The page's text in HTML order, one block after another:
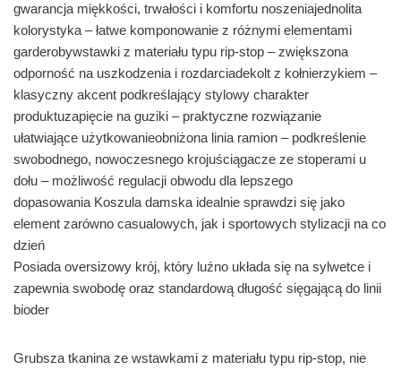
gwarancja miękkości, trwałości i komfortu noszeniajednolita
kolorystyka – łatwe komponowanie z różnymi elementami
garderobywstawki z materiału typu rip-stop – zwiększona
odporność na uszkodzenia i rozdarciadekolt z kołnierzykiem –
klasyczny akcent podkreślający stylowy charakter
produktuzapięcie na guziki – praktyczne rozwiązanie
ułatwiające użytkowanieobniżona linia ramion – podkreślenie
swobodnego, nowoczesnego krojuściągacze ze stoperami u
dołu – możliwość regulacji obwodu dla lepszego
dopasowania Koszula damska idealnie sprawdzi się jako
element zarówno casualowych, jak i sportowych stylizacji na co
dzień
Posiada oversizowy krój, który luźno układa się na sylwetce i
zapewnia swobodę oraz standardową długość sięgającą do linii
bioder
Grubsza tkanina ze wstawkami z materiału typu rip-stop, nie